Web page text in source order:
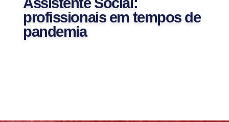
profissionais em tempos de
pandemia